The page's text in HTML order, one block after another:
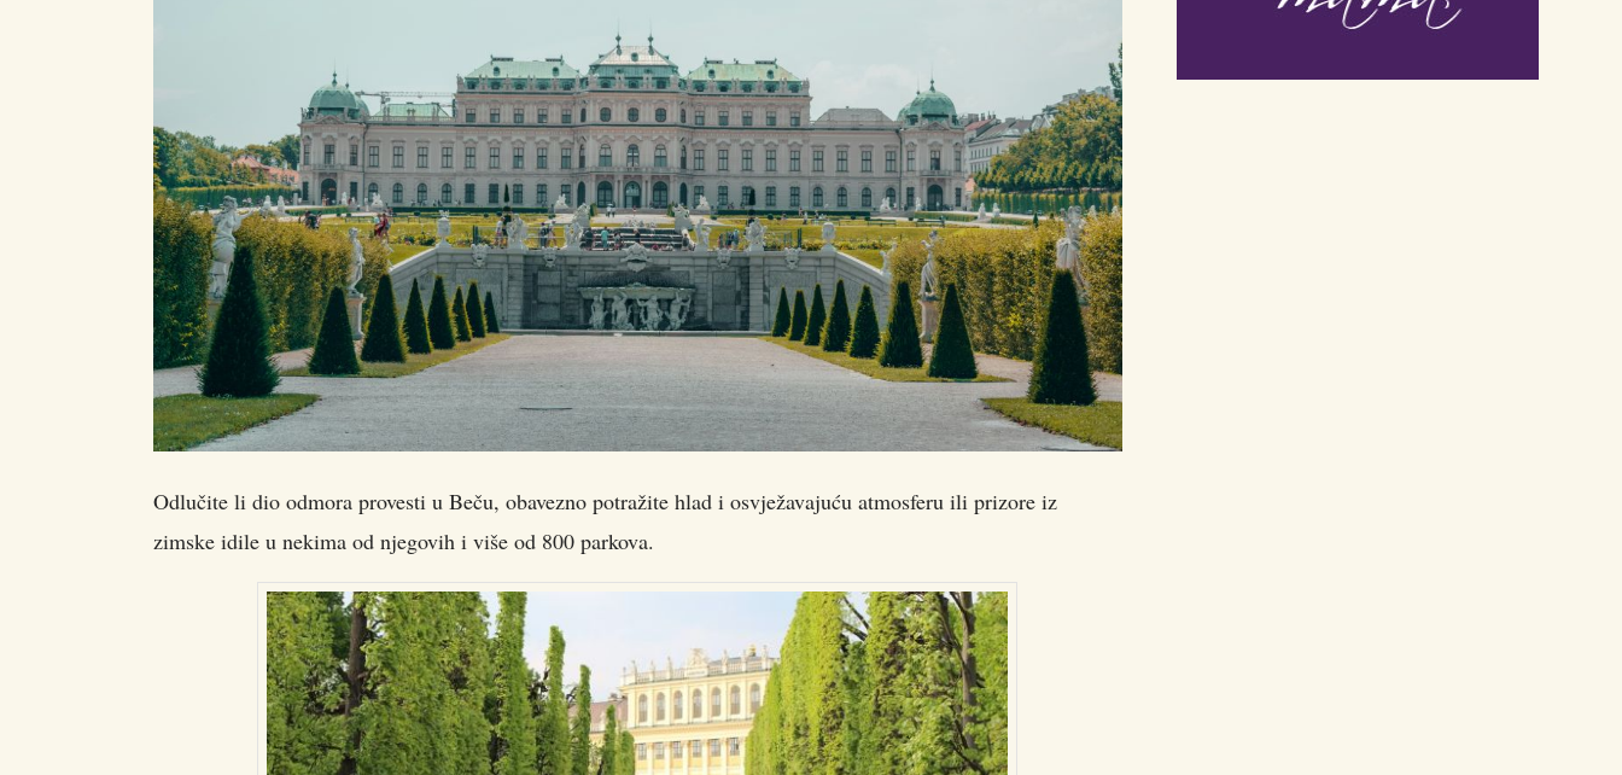
Odlučite li dio odmora provesti u Beču, obavezno potražite hlad i osvježavajuću atmosferu ili prizore iz
zimske idile u nekima od njegovih i više od 800 parkova.